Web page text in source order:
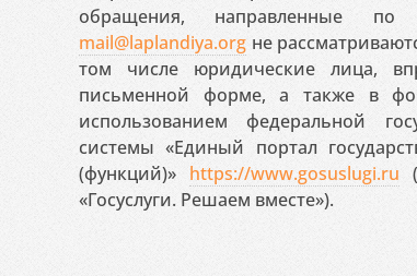
обращения, направленные по
mail@laplandiya.org не
том числе юридические лица,
письменной форме, а также в
использованием федеральной
системы «Единый портал
(функций)» https://www.gosuslugi.ru
«Госуслуги. Решаем вместе»).